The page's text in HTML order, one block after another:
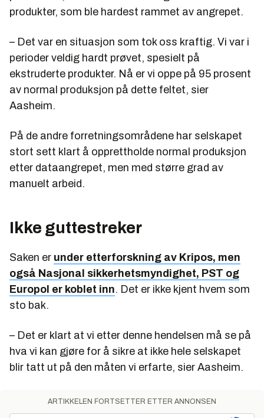
produkter, som ble hardest rammet av angrepet.
– Det var en situasjon som tok oss kraftig. Vi var i
perioder veldig hardt prøvet, spesielt på
ekstruderte produkter. Nå er vi oppe på 95 prosent
av normal produksjon på dette feltet, sier
Aasheim.
På de andre forretningsområdene har selskapet
stort sett klart å opprettholde normal produksjon
etter dataangrepet, men med større grad av
manuelt arbeid.
Ikke guttestreker
Saken er under etterforskning av Kripos, men
også Nasjonal sikkerhetsmyndighet, PST og
Europol er koblet inn. Det er ikke kjent hvem som
sto bak.
– Det er klart at vi etter denne hendelsen må se på
hva vi kan gjøre for å sikre at ikke hele selskapet
blir tatt ut på den måten vi erfarte, sier Aasheim.
ARTIKKELEN FORTSETTER ETTER ANNONSEN